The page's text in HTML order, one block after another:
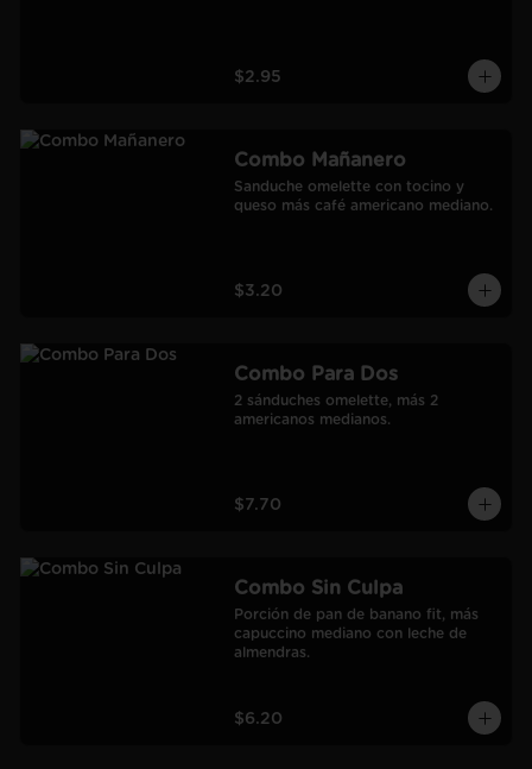
$2.95
Combo Mañanero
Sanduche omelette con tocino y
queso más café americano mediano.
$3.20
Combo Para Dos
2 sánduches omelette, más 2
americanos medianos.
$7.70
Combo Sin Culpa
Porción de pan de banano fit, más
capuccino mediano con leche de
almendras.
$6.20